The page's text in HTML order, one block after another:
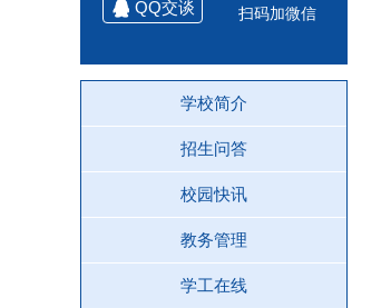
QQ交谈 扫码加微信
学校简介
招生问答
校园快讯
教务管理
学工在线